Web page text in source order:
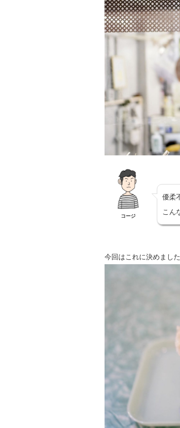
コージ
優柔
こん
今回はこれに決めまし